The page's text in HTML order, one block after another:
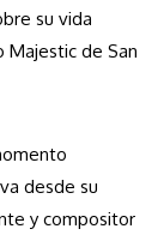
su vida
de San
desde su
y compositor